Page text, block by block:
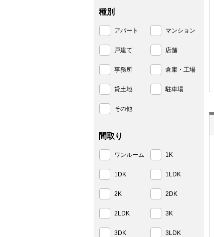
種別
アパート マンション
戸建て 店舗
事務所 倉庫・工場
貸土地 駐車場
その他
間取り
ワンルーム 1K
1DK 1LDK
2K 2DK
2LDK 3K
3DK 3LDK